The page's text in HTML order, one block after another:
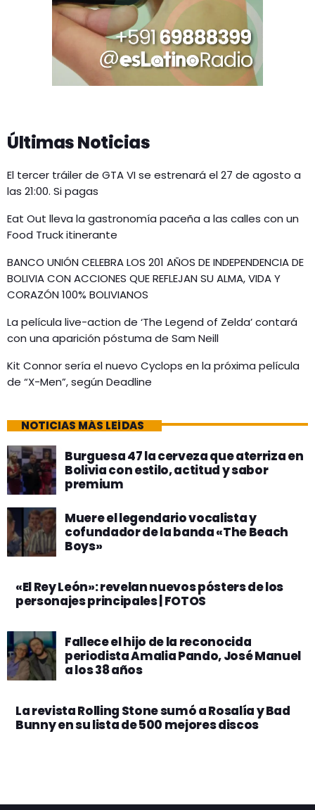
Últimas Noticias
El tercer tráiler de GTA VI se estrenará el 27 de agosto a
las 21:00. Si pagas
Eat Out lleva la gastronomía paceña a las calles con un
Food Truck itinerante
BANCO UNIÓN CELEBRA LOS 201 AÑOS DE INDEPENDENCIA DE
BOLIVIA CON ACCIONES QUE REFLEJAN SU ALMA, VIDA Y
CORAZÓN 100% BOLIVIANOS
La película live-action de ‘The Legend of Zelda’ contará
con una aparición póstuma de Sam Neill
Kit Connor sería el nuevo Cyclops en la próxima película
de “X-Men”, según Deadline
NOTICIAS MÁS LEÍDAS
Burguesa 47 la cerveza que aterriza en
Bolivia con estilo, actitud y sabor
premium
Muere el legendario vocalista y
cofundador de la banda «The Beach
Boys»
«El Rey León»: revelan nuevos pósters de los
personajes principales | FOTOS
Fallece el hijo de la reconocida
periodista Amalia Pando, José Manuel
a los 38 años
La revista Rolling Stone sumó a Rosalía y Bad
Bunny en su lista de 500 mejores discos